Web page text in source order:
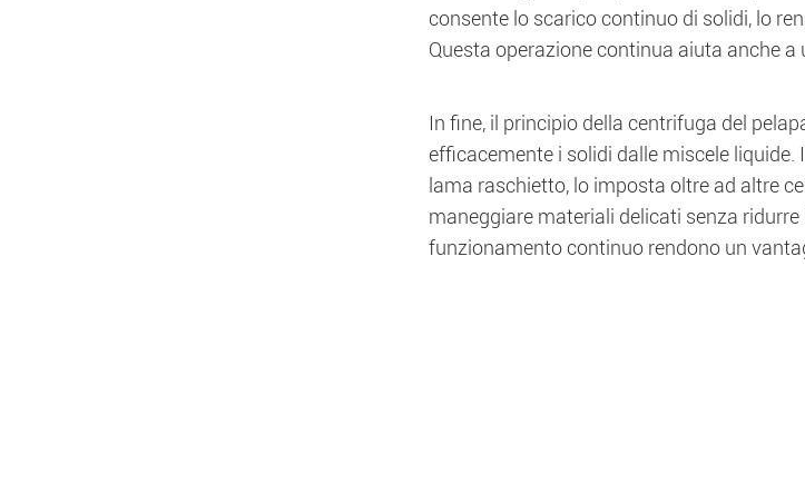
consente lo scarico continuo di solidi, lo
Questa operazione continua aiuta anche
In fine, il principio della centrifuga del
efficacemente i solidi dalle miscele
lama raschietto, lo imposta oltre ad altre
maneggiare materiali delicati senza
funzionamento continuo rendono un